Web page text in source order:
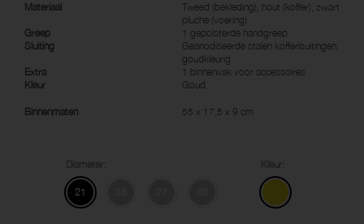
Materiaal
Tweed (bekleding), hout (koffer), zwart
pluche (voering)
Greep
1 gepolsterde handgreep
Sluiting
Geanodiseerde stalen kofferlsuitingen,
goudkleurig
Extra
1 binnenvak voor accessoires
Kleur
Goud
Binnenmaten 55 x 17,5 x 9 cm
21